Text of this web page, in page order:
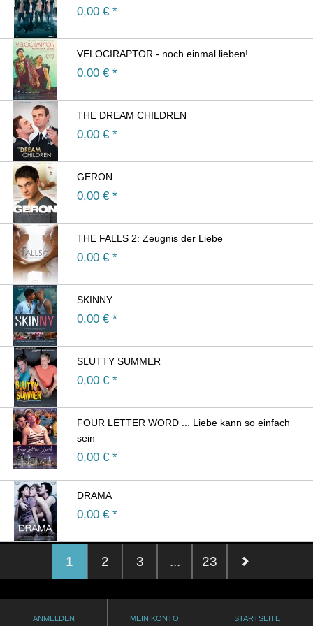
0,00 € *
VELOCIRAPTOR - noch einmal lieben!
0,00 € *
THE DREAM CHILDREN
0,00 € *
GERON
0,00 € *
THE FALLS 2: Zeugnis der Liebe
0,00 € *
SKINNY
0,00 € *
SLUTTY SUMMER
0,00 € *
FOUR LETTER WORD ... Liebe kann so einfach
sein
0,00 € *
DRAMA
0,00 € *
1 2 3 ... 23
ANMELDEN MEIN KONTO STARTSEITE